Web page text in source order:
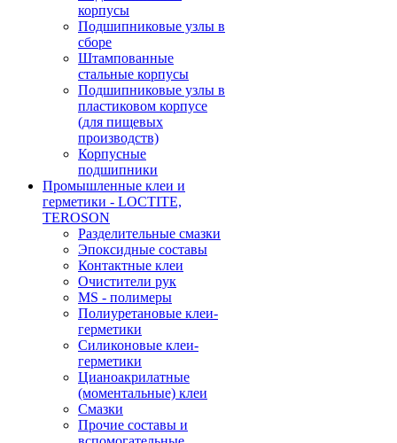
корпусы
Подшипниковые узлы в
сборе
Штампованные
стальные корпусы
Подшипниковые узлы в
пластиковом корпусе
(для пищевых
производств)
Корпусные
подшипники
Промышленные клеи и
герметики - LOCTITE,
TEROSON
Разделительные смазки
Эпоксидные составы
Контактные клеи
Очистители рук
MS - полимеры
Полиуретановые клеи-
герметики
Силиконовые клеи-
герметики
Цианоакрилатные
(моментальные) клеи
Смазки
Прочие составы и